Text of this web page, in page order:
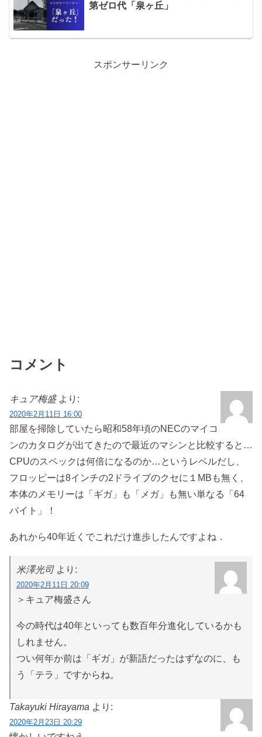
第ゼロ代「泉ヶ丘」
スポンサーリンク
コメント
キュア梅盛 より:
2020年2月11日 16:00
部屋を掃除していたら昭和58年頃のNECのマイコ
ンのカタログが出てきたので最近のマシンと比較すると…
CPUのスペックは何倍になるのか…というレベルだし、
フロッピーは8インチの2ドライブのクセに１MBも無く、
本体のメモリーは「ギガ」も「メガ」も無い単なる「64
バイト」！
あれから40年近くでこれだけ進歩したんですよね．
米澤光司 より:
2020年2月11日 20:09
＞キュア梅盛さん
今の時代は40年といっても数百年分進化しているかも
しれません。
つい何年か前は「ギガ」が新語だったはずなのに、も
う「テラ」ですからね。
Takayuki Hirayama より:
2020年2月23日 20:29